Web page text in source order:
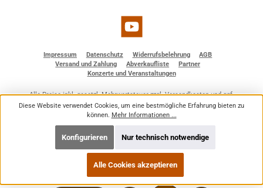
YouTube
Impressum Datenschutz Widerrufsbelehrung
AGB
Versand und Zahlung
Abverkaufliste
Partner
Konzerte und Veranstaltungen
Alle Preise inkl. gesetzl. Mehrwertsteuer zzgl.Versandkostenund ggf.
Nachnahmegebühren, wenn nicht anders angegeben.
© 2026 BF - Dienstleistungen - Alle Rechte vorbehalten. Theme by
Diese Website verwendet Cookies, um eine bestmögliche Erfahrung bieten zu
können. Mehr Informationen ...
Nur technisch notwendige
Konfigurieren
Alle Cookies akzeptieren